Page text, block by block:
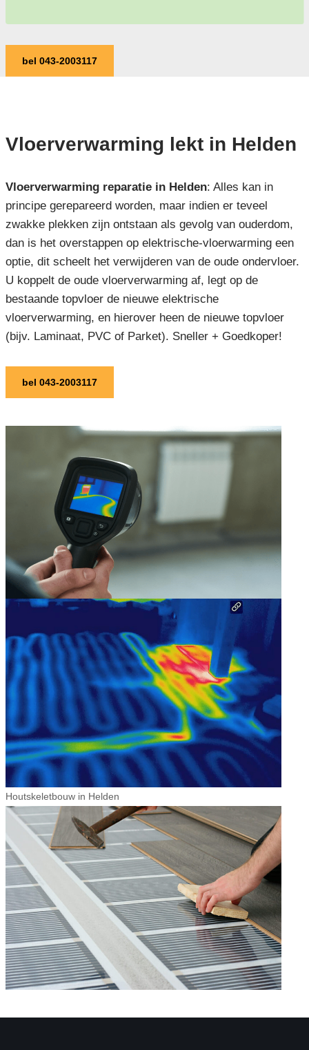
bel 043-2003117
Vloerverwarming lekt in Helden
Vloerverwarming reparatie in Helden: Alles kan in
principe gerepareerd worden, maar indien er teveel
zwakke plekken zijn ontstaan als gevolg van ouderdom,
dan is het overstappen op elektrische-vloerwarming een
optie, dit scheelt het verwijderen van de oude ondervloer.
U koppelt de oude vloerverwarming af, legt op de
bestaande topvloer de nieuwe elektrische
vloerverwarming, en hierover heen de nieuwe topvloer
(bijv. Laminaat, PVC of Parket). Sneller + Goedkoper!
bel 043-2003117
Houtskeletbouw in Helden